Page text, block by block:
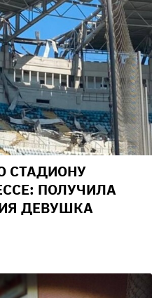
СТАДИОНУ
ПОЛУЧИЛА
ДЕВУШКА